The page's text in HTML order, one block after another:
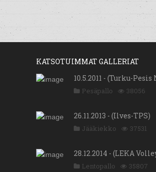
KATSOTUIMMAT GALLERIAT
10.5.2011 - (Turku-
Pesäpallo 38056
26.11.2013 - (Ilves-TPS)
Jääkiekko 37531
28.12.2014 - (LEKA
Lentopallo 35807